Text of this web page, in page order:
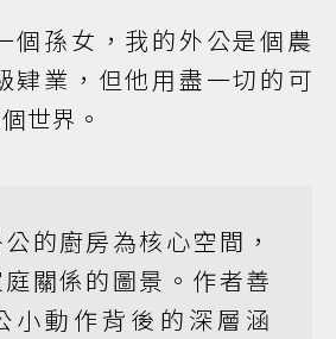
個孫女，我的外公是個農
肄業，但他用盡一切的可
世界。
的廚房為核心空間，
關係的圖景。作者善
小動作背後的深層涵